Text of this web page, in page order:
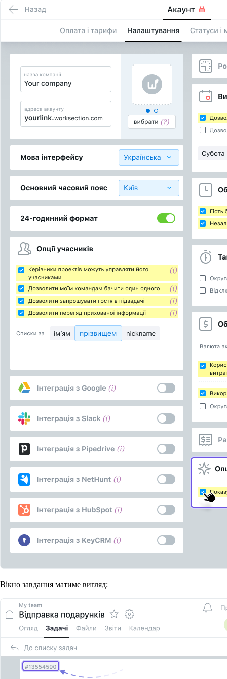
Вікно завдання матиме вигляд: